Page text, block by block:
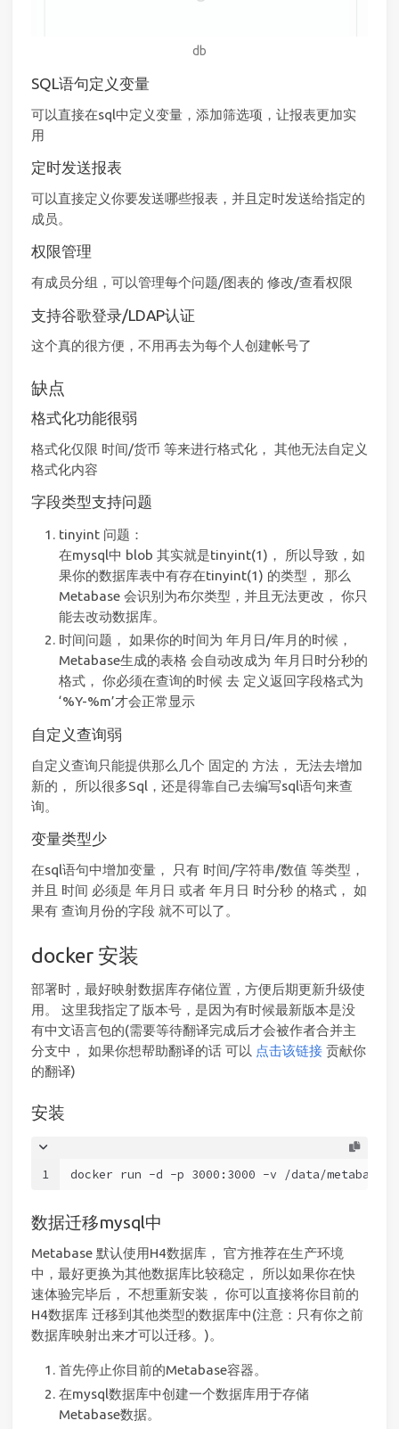
db
SQL语句定义变量
可以直接在sql中定义变量，添加筛选项，让报表更加实
用
定时发送报表
可以直接定义你要发送哪些报表，并且定时发送给指定的
成员。
权限管理
有成员分组，可以管理每个问题/图表的 修改/查看权限
支持谷歌登录/LDAP认证
这个真的很方便，不用再去为每个人创建帐号了
缺点
格式化功能很弱
格式化仅限 时间/货币 等来进行格式化， 其他无法自定义
格式化内容
字段类型支持问题
tinyint 问题：
在mysql中 blob 其实就是tinyint(1)， 所以导致，如
果你的数据库表中有存在tinyint(1) 的类型， 那么
Metabase 会识别为布尔类型，并且无法更改， 你只
能去改动数据库。
时间问题， 如果你的时间为 年月日/年月的时候，
Metabase生成的表格 会自动改成为 年月日时分秒的
格式， 你必须在查询的时候 去 定义返回字段格式为
‘%Y-%m’才会正常显示
自定义查询弱
自定义查询只能提供那么几个 固定的 方法， 无法去增加
新的， 所以很多Sql，还是得靠自己去编写sql语句来查
询。
变量类型少
在sql语句中增加变量， 只有 时间/字符串/数值 等类型，
并且 时间 必须是 年月日 或者 年月日 时分秒 的格式， 如
果有 查询月份的字段 就不可以了。
docker 安装
部署时，最好映射数据库存储位置，方便后期更新升级使
用。 这里我指定了版本号，是因为有时候最新版本是没
有中文语言包的(需要等待翻译完成后才会被作者合并主
分支中， 如果你想帮助翻译的话 可以 点击该链接 贡献你
的翻译)
安装
1 docker run -d -p 3000:3000 -v /data/metabase:/
数据迁移mysql中
Metabase 默认使用H4数据库， 官方推荐在生产环境
中，最好更换为其他数据库比较稳定， 所以如果你在快
速体验完毕后， 不想重新安装， 你可以直接将你目前的
H4数据库 迁移到其他类型的数据库中(注意：只有你之前
数据库映射出来才可以迁移。)。
首先停止你目前的Metabase容器。
在mysql数据库中创建一个数据库用于存储
Metabase数据。